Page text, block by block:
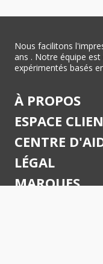
Nous facilitons
ans . Notre équipe
expérimentés basés
À PROPOS
ESPACE
CENTRE
LÉGAL
MARQUES